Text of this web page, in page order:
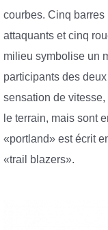
courbes. Cinq
attaquants et cinq
milieu symbolise un
participants des
sensation de
le terrain, mais sont
«portland» est écrit
«trail blazers».